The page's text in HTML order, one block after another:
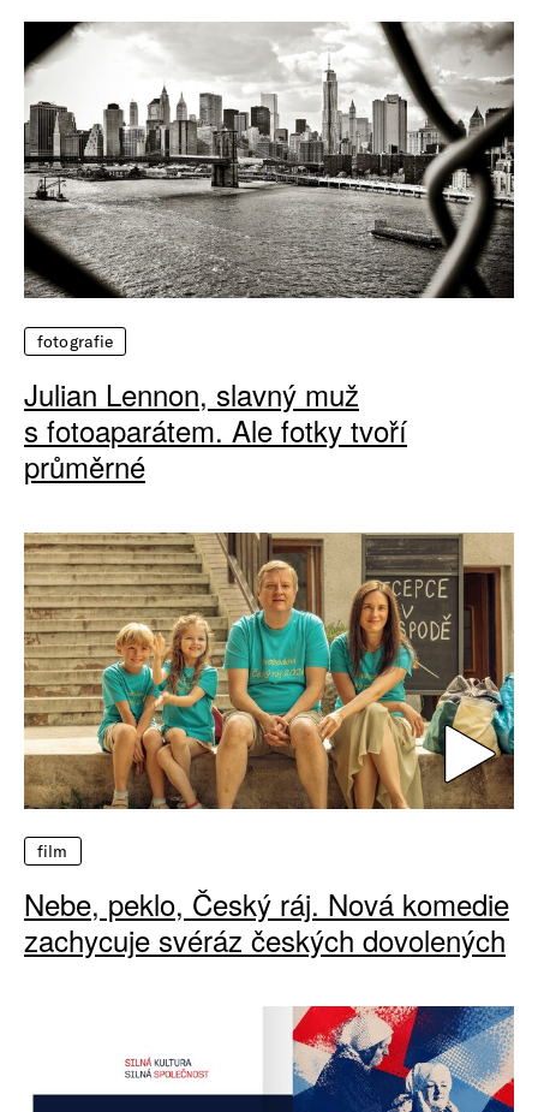
fotografie
Julian Lennon, slavný muž
s fotoaparátem. Ale fotky tvoří
průměrné
film
Nebe, peklo, Český ráj. Nová komedie
zachycuje svéráz českých dovolených